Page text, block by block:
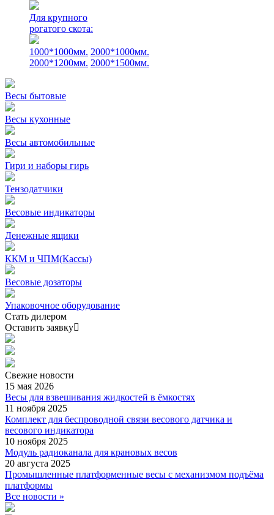
Для крупного
рогатого скота:
1000*1000мм. 2000*1000мм.
2000*1200мм. 2000*1500мм.
Весы бытовые
Весы кухонные
Весы автомобильные
Гири и наборы гирь
Тензодатчики
Весовые индикаторы
Денежные ящики
ККМ и ЧПМ(Кассы)
Весовые дозаторы
Упаковочное оборудование
Стать дилером
Оставить заявку
Свежие новости
15 мая 2026
Весы для взвешивания жидкостей в ёмкостях
11 ноября 2025
Комплект для беспроводной связи весового датчика и
весового индикатора
10 ноября 2025
Модуль радиоканала для крановых весов
20 августа 2025
Промышленные платформенные весы с механизмом подъёма
платформы
Все новости »